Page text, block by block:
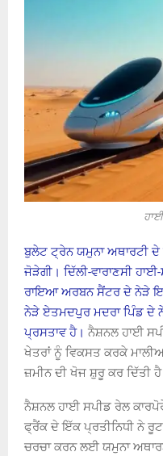
ਬੁਲੇਟ ਟ੍ਰੇਨ ਯਮੁਨਾ ਅਥਾਰਟੀ ਦੇ
ਜੋੜੇਗੀ। ਦਿੱਲੀ-ਵਾਰਾਣਸੀ
ਰਾਇਆ ਅਰਬਨ ਸੈਂਟਰ ਦੇ ਨੇੜੇ
ਨੇੜੇ ਏਤਮਦਪੁਰ ਮਦਰਾ ਪਿੰਡ ਦੇ
ਪ੍ਰਸਤਾਵ ਹੈ। ਨੈਸ਼ਨਲ ਹਾਈ
ਖੇਤਰਾਂ ਨੂੰ ਵਿਕਸਤ ਕਰਕੇ
ਜ਼ਮੀਨ ਦੀ ਖੋਜ ਸ਼ੁਰੂ ਕਰ ਦਿੱਤੀ
ਨੈਸ਼ਨਲ ਹਾਈ ਸਪੀਡ ਰੇਲ
ਫ੍ਰੈਂਕ ਦੇ ਇੱਕ ਪ੍ਰਤੀਨਿਧੀ ਨੇ
ਚਰਚਾ ਕਰਨ ਲਈ ਯਮੁਨਾ